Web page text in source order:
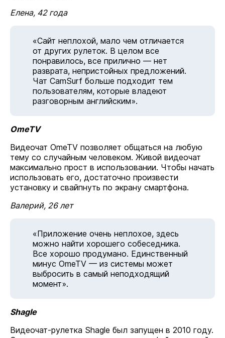
Елена, 42 года
«Сайт неплохой, мало чем отличается
от других рулеток. В целом все
понравилось, все прилично — нет
разврата, непристойных предложений.
Чат CamSurf больше подходит тем
пользователям, которые владеют
разговорным английским».
OmeTV
Видеочат OmeTV позволяет общаться на любую
тему со случайным человеком. Живой видеочат
максимально прост в использовании. Чтобы начать
использовать его, достаточно произвести
установку и свайпнуть по экрану смартфона.
Валерий, 26 лет
«Приложение очень неплохое, здесь
можно найти хорошего собеседника.
Все хорошо продумано. Единственный
минус OmeTV — из системы может
выбросить в самый неподходящий
момент».
Shagle
Видеочат-рулетка Shagle был запущен в 2010 году.